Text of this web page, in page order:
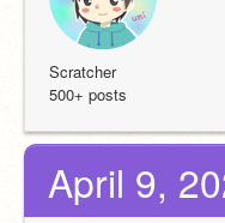
Scratcher
500+ posts
April 9,